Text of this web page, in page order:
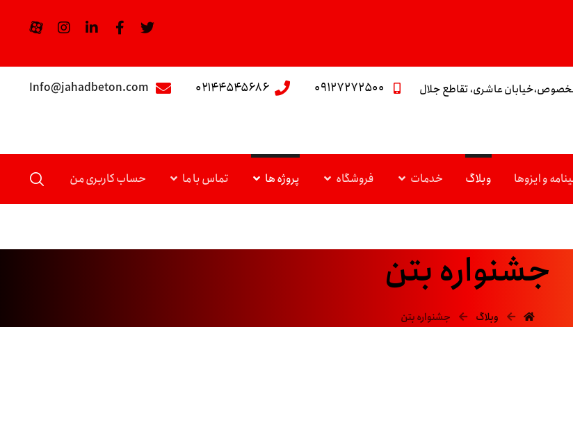
Info@jahadbeton.com ۰۲۱۴۴۵۴۵۶۸۶ ۰۹۱۲۷۲۷۲۵۰۰
و ایزوها وبلاگ خدمات فروشگاه پروژه ها تماس با ما حساب کاربری من
جشنواره بتن
وبلاگ جشنواره بتن